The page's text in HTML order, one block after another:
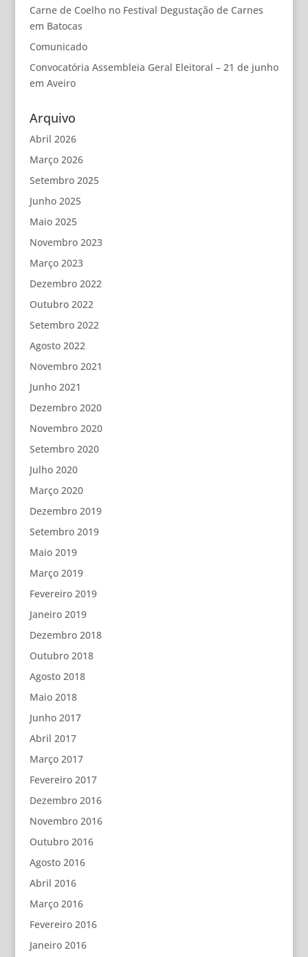
Carne de Coelho no Festival Degustação de Carnes
em Batocas
Comunicado
Convocatória Assembleia Geral Eleitoral – 21 de junho
em Aveiro
Arquivo
Abril 2026
Março 2026
Setembro 2025
Junho 2025
Maio 2025
Novembro 2023
Março 2023
Dezembro 2022
Outubro 2022
Setembro 2022
Agosto 2022
Novembro 2021
Junho 2021
Dezembro 2020
Novembro 2020
Setembro 2020
Julho 2020
Março 2020
Dezembro 2019
Setembro 2019
Maio 2019
Março 2019
Fevereiro 2019
Janeiro 2019
Dezembro 2018
Outubro 2018
Agosto 2018
Maio 2018
Junho 2017
Abril 2017
Março 2017
Fevereiro 2017
Dezembro 2016
Novembro 2016
Outubro 2016
Agosto 2016
Abril 2016
Março 2016
Fevereiro 2016
Janeiro 2016